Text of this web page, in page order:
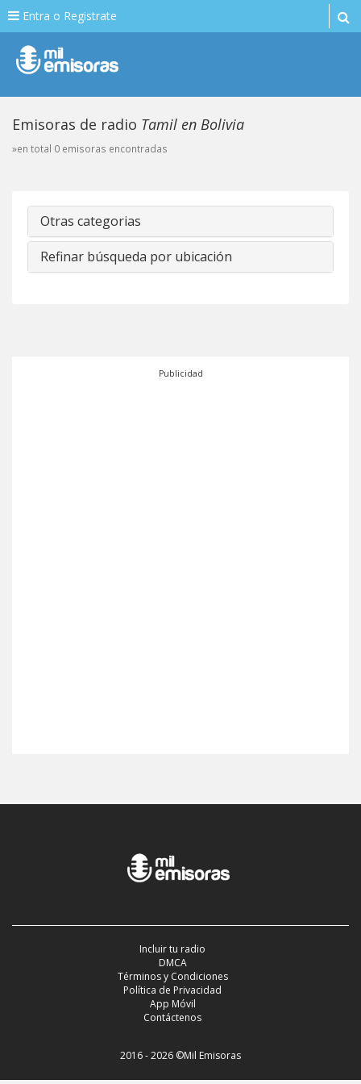
Entra o Registrate
Emisoras de radio Tamil en Bolivia
»en total 0 emisoras encontradas
Otras categorias
Refinar búsqueda por ubicación
Publicidad
Incluir tu radio
DMCA
Términos y Condiciones
Política de Privacidad
App Móvil
Contáctenos
2016 - 2026 ©Mil Emisoras